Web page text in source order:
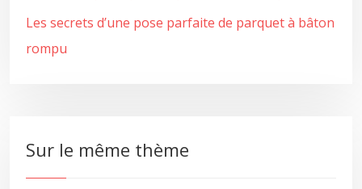
Les secrets d’une pose parfaite de parquet à bâton
rompu
Sur le même thème